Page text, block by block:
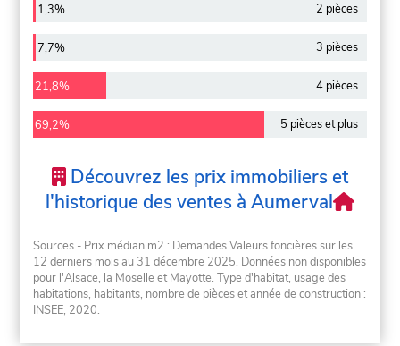
1,3% 2 pièces
7,7% 3 pièces
21,8% 4 pièces
69,2% 5 pièces et plus
Découvrez les prix immobiliers et
l'historique des ventes à Aumerval
Sources - Prix médian m2 : Demandes Valeurs foncières sur les
12 derniers mois au 31 décembre 2025. Données non disponibles
pour l'Alsace, la Moselle et Mayotte. Type d'habitat, usage des
habitations, habitants, nombre de pièces et année de construction :
INSEE, 2020.